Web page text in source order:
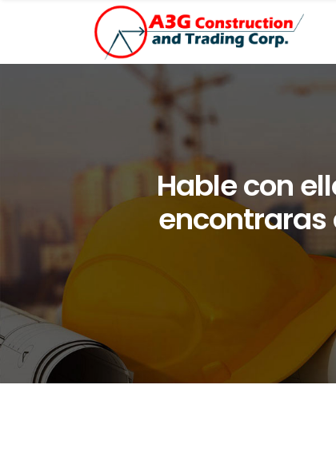
Hable con
encontraras